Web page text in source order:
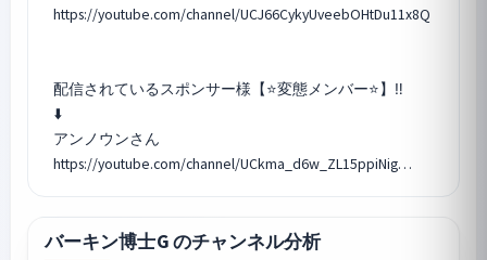
https://youtube.com/channel/UCJ66CykyUveebOHtDu11x8Q
配信されているスポンサー様【⭐️変態メンバー⭐️】‼️
⬇️
アンノウンさん
https://youtube.com/channel/UCkma_d6w_ZL15ppiNig…
バーキン博士G のチャンネル分析